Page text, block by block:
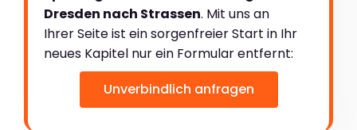
Dresden nach Strassen. Mit uns an
Ihrer Seite ist ein sorgenfreier Start in Ihr
neues Kapitel nur ein Formular entfernt:
Unverbindlich anfragen